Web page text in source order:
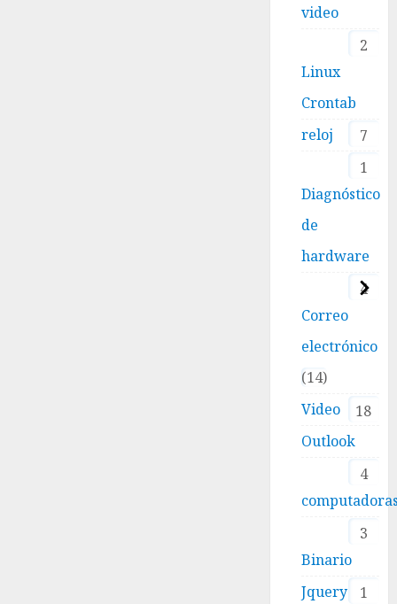
video
2
Linux
Crontab
7
reloj
1
Diagnóstico
de
hardware
4
Correo
electrónico
14
Video
18
Outlook
4
3
Binario
1
Jquery